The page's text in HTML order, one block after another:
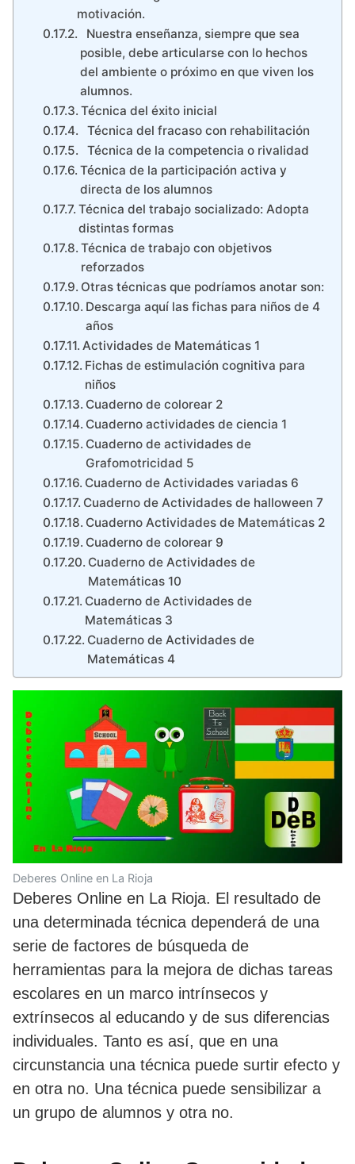
motivación.
Nuestra enseñanza, siempre que sea
posible, debe articularse con lo hechos
del ambiente o próximo en que viven los
alumnos.
Técnica del éxito inicial
Técnica del fracaso con rehabilitación
Técnica de la competencia o rivalidad
Técnica de la participación activa y
directa de los alumnos
Técnica del trabajo socializado: Adopta
distintas formas
Técnica de trabajo con objetivos
reforzados
Otras técnicas que podríamos anotar son:
Descarga aquí las fichas para niños de 4
años
Actividades de Matemáticas 1
Fichas de estimulación cognitiva para
niños
Cuaderno de colorear 2
Cuaderno actividades de ciencia 1
Cuaderno de actividades de
Grafomotricidad 5
Cuaderno de Actividades variadas 6
Cuaderno de Actividades de halloween 7
Cuaderno Actividades de Matemáticas 2
Cuaderno de colorear 9
Cuaderno de Actividades de
Matemáticas 10
Cuaderno de Actividades de
Matemáticas 3
Cuaderno de Actividades de
Matemáticas 4
Deberes Online en La Rioja
Deberes Online en La Rioja. El resultado de
una determinada técnica dependerá de una
serie de factores de búsqueda de
herramientas para la mejora de dichas tareas
escolares en un marco intrínsecos y
extrínsecos al educando y de sus diferencias
individuales. Tanto es así, que en una
circunstancia una técnica puede surtir efecto y
en otra no. Una técnica puede sensibilizar a
un grupo de alumnos y otra no.